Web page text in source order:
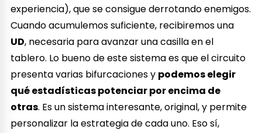
experiencia), que se consigue derrotando enemigos.
Cuando acumulemos suficiente, recibiremos una
UD, necesaria para avanzar una casilla en el
tablero. Lo bueno de este sistema es que el circuito
presenta varias bifurcaciones y podemos elegir
qué estadísticas potenciar por encima de
otras. Es un sistema interesante, original, y permite
personalizar la estrategia de cada uno. Eso sí,